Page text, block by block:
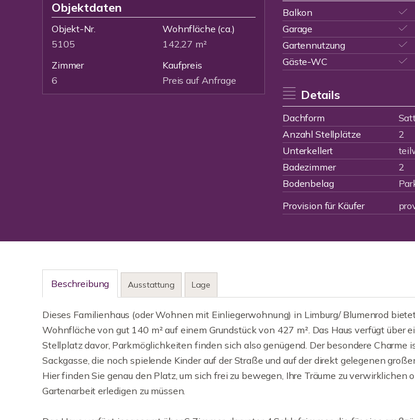
Objektdaten
Objekt-Nr.
5105
Wohnfläche (ca.)
142,27 m²
Zimmer
6
Kaufpreis
Preis auf Anfrage
Balkon
Garage
Gartennutzung
Gäste-WC
Details
Dachform
Anzahl Stellplätze
2
Unterkellert
Badezimmer
2
Bodenbelag
Provision für Käufer
Beschreibung Ausstattung Lage
Dieses Familienhaus (oder Wohnen mit Einliegerwohnung) in Limburg/ Blumenrod
Wohnfläche von gut 140 m² auf einem Grundstück von 427 m². Das Haus verfügt über
Stellplatz davor, Parkmöglichkeiten finden sich also genügend. Der besondere Charme
Sackgasse, die noch spielende Kinder auf der Straße und auf der direkt gelegenen
Hier finden Sie genau den Platz, um sich frei zu bewegen, Ihre Träume zu verwirklichen
Gartenarbeit erledigen zu müssen.